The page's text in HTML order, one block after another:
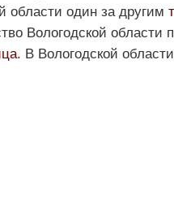
области один за другим
Вологодской области
. В Вологодской